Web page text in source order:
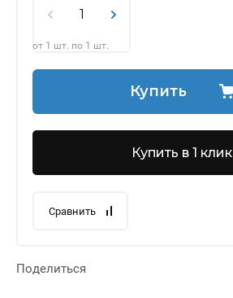
от 1 шт. по 1 шт.
Купить
Купить в 1 клик
Сравнить
Поделиться